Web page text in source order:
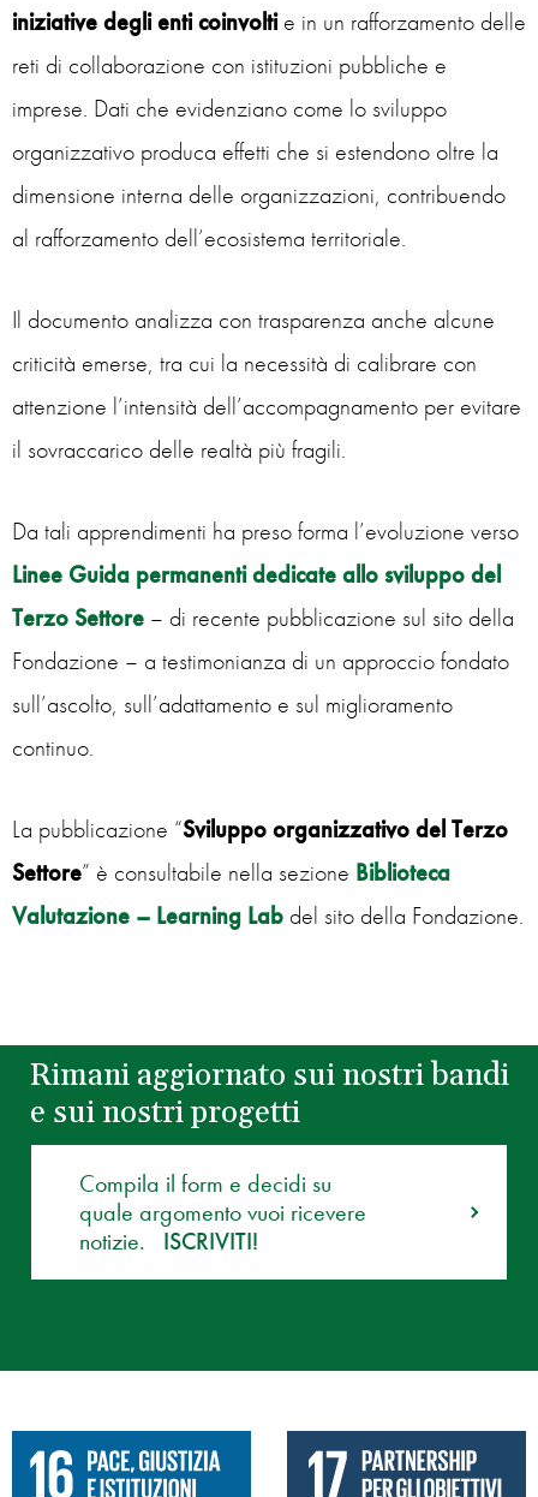
iniziativedegli enti coinvoltie in un rafforzamento delle
reti di collaborazione con istituzioni pubbliche e
imprese. Dati che evidenziano come lo sviluppo
organizzativo produca effetti che si estendono oltre la
dimensione interna delle organizzazioni, contribuendo
al rafforzamento dell’ecosistema territoriale.
Il documento analizza con trasparenza anche alcune
criticità emerse, tra cui la necessità di calibrare con
attenzione l’intensità dell’accompagnamento per evitare
il sovraccarico delle realtà più fragili.
Da tali apprendimenti ha preso forma l’evoluzione verso
Linee Guida permanenti dedicate allo sviluppo del
Terzo Settore – di recente pubblicazione sul sito della
Fondazione – a testimonianza di un approccio fondato
sull’ascolto, sull’adattamento e sul miglioramento
continuo.
La pubblicazione “Sviluppo organizzativo del Terzo
Settore” è consultabile nella sezione Biblioteca
Valutazione – Learning Lab del sito della Fondazione.
Rimani aggiornato sui nostri bandi
e sui nostri progetti
Compila il form e decidi su
quale argomento vuoi ricevere
notizie.
ISCRIVITI!